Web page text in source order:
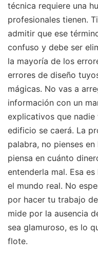
técnica requiere una
profesionales tienen.
admitir que ese
confuso y debe ser
la mayoría de los
errores de diseño
mágicas. No vas a
información con un
explicativos que nadie
edificio se caerá. La
palabra, no pienses
piensa en cuánto
entenderla mal. Esa
el mundo real. No
por hacer tu trabajo
mide por la ausencia
sea glamuroso, es lo
flote.